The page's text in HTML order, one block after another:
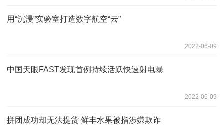
用“沉浸”实验室打造数字航空“云”
2022-06-09
中国天眼FAST发现首例持续活跃快速射电暴
2022-06-09
拼团成功却无法提货 鲜丰水果被指涉嫌欺诈